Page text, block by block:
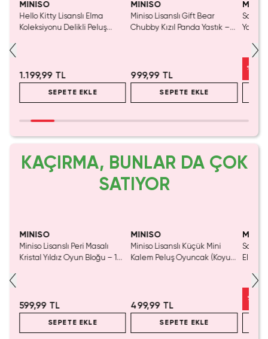
MINISO
Hello Kitty Lisanslı Elma
Koleksiyonu Delikli Peluş
1.199,99 TL
SEPETE EKLE
MINISO
Miniso Lisanslı Gift Bear
Chubby Kızıl Panda Yastık –
999,99 TL
SEPETE EKLE
Sanrio
Yastık
%
KAÇIRMA, BUNLAR DA ÇOK
SATIYOR
MINISO
Miniso Lisanslı Peri Masalı
Kristal Yıldız Oyun Bloğu – 14
599,99 TL
SEPETE EKLE
MINISO
Miniso Lisanslı Küçük Mini
Kalem Peluş Oyuncak (Koyu
499,99 TL
SEPETE EKLE
Sanrio
Elma
%